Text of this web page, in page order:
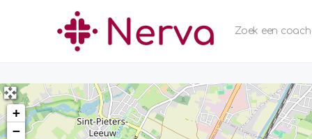
Zoek een coach
+
−